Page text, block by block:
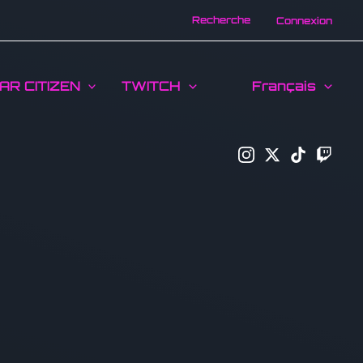
Recherche Connexion
CITIZEN TWITCH Français